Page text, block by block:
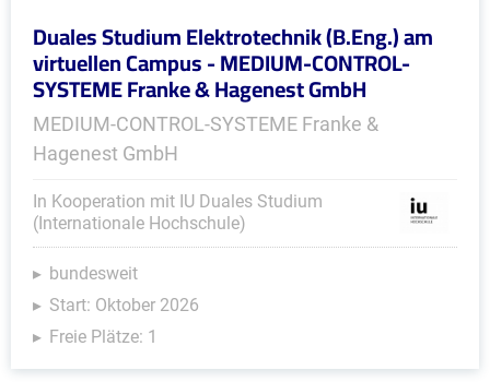
Duales Studium Elektrotechnik (B.Eng.) am
virtuellen Campus - MEDIUM-CONTROL-
SYSTEME Franke & Hagenest GmbH
MEDIUM-CONTROL-SYSTEME Franke &
Hagenest GmbH
In Kooperation mit IU Duales Studium
(Internationale Hochschule)
bundesweit
Start: Oktober 2026
Freie Plätze: 1